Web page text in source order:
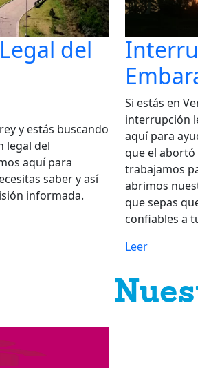
del
y estás buscando
legal del
aquí para
saber y así
informada.
Si estás en
interrupción
aquí para
que el abortó
trabajamos
abrimos
que sepas
confiables a
Leer